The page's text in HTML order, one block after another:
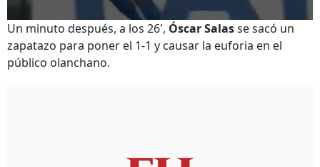
Un minuto después, a los 26', Óscar Salasse sacó un
zapatazo para poner el 1-1 y causar la euforia en el
público olanchano.